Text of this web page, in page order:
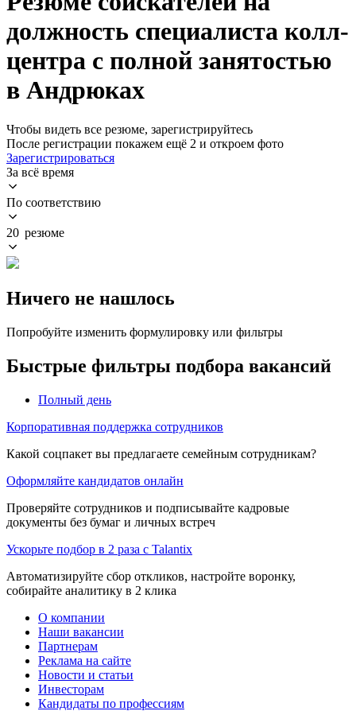
должность специалиста колл-
центра с полной занятостью
в Андрюках
Чтобы видеть все резюме, зарегистрируйтесь
После регистрации покажем ещё 2 и откроем фото
Зарегистрироваться
За всё время
По соответствию
20 резюме
Ничего не нашлось
Попробуйте изменить формулировку или фильтры
Быстрые фильтры подбора вакансий
Полный день
Корпоративная поддержка сотрудников
Какой соцпакет вы предлагаете семейным сотрудникам?
Оформляйте кандидатов онлайн
Проверяйте сотрудников и подписывайте кадровые
документы без бумаг и личных встреч
Ускорьте подбор в 2 раза с Talantix
Автоматизируйте сбор откликов, настройте воронку,
собирайте аналитику в 2 клика
О компании
Наши вакансии
Партнерам
Реклама на сайте
Новости и статьи
Инвесторам
Кандидаты по профессиям